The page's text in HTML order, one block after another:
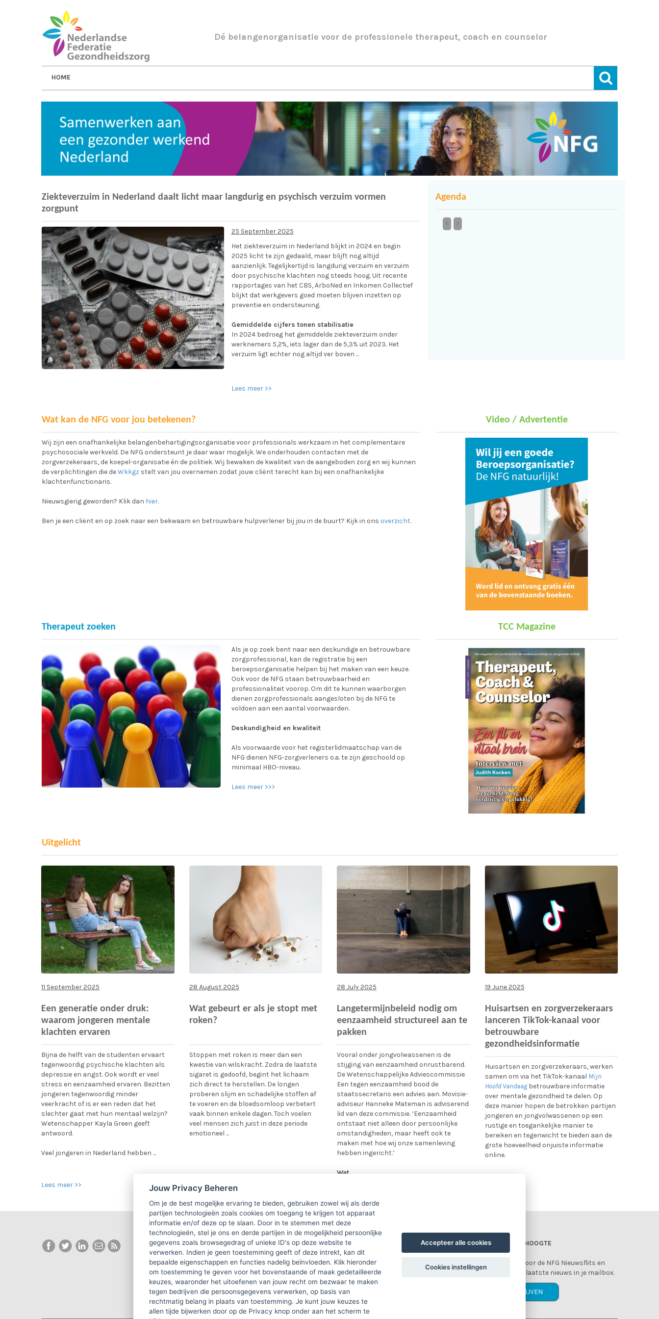
Dé belangenorganisatie voor de professionele therapeut, coach en counselor
HOME
Ziekteverzuim in Nederland daalt licht maar langdurig en psychisch verzuim vormen
zorgpunt
25 September 2025
Het ziekteverzuim in Nederland blijkt in 2024 en begin
2025 licht te zijn gedaald, maar blijft nog altijd
aanzienlijk. Tegelijkertijd is langdurig verzuim en verzuim
door psychische klachten nog steeds hoog. Uit recente
rapportages van het CBS, ArboNed en Inkomen Collectief
blijkt dat werkgevers goed moeten blijven inzetten op
preventie en ondersteuning.
Gemiddelde cijfers tonen stabilisatie
In 2024 bedroeg het gemiddelde ziekteverzuim onder
werknemers 5,2%, iets lager dan de 5,3% uit 2023. Het
verzuim ligt echter nog altijd ver boven ...
Lees meer >>
Agenda
< >
Wat kan de NFG voor jou betekenen?
Wij zijn een onafhankelijke belangenbehartigingsorganisatie voor professionals werkzaam in het complementaire
psychosociale werkveld. De NFG ondersteunt je daar waar mogelijk. We onderhouden contacten met de
zorgverzekeraars, de koepel-organisatie én de politiek. Wij bewaken de kwaliteit van de aangeboden zorg en wij kunnen
de verplichtingen die deWkkgz stelt van jou overnemen zodat jouw cliënt terecht kan bij een onafhankelijke
klachtenfunctionaris.
Nieuwsgierig geworden? Klik dan hier.
Ben je een cliënt en op zoek naar een bekwaam en betrouwbare hulpverlener bij jou in de buurt? Kijk in ons overzicht.
Video / Advertentie
Therapeut zoeken
Als je op zoek bent naar een deskundige en betrouwbare
zorgprofessional, kan de registratie bij een
beroepsorganisatie helpen bij het maken van een keuze.
Ook voor de NFG staan betrouwbaarheid en
professionaliteit voorop. Om dit te kunnen waarborgen
dienen zorgprofessionals aangesloten bij de NFG te
voldoen aan een aantal voorwaarden.
Deskundigheid en kwaliteit
Als voorwaarde voor het registerlidmaatschap van de
NFG dienen NFG-zorgverleners o.a. te zijn geschoold op
minimaal HBO-niveau.
Lees meer >>>
TCC Magazine
Uitgelicht
11 September 2025
Een generatie onder druk:
waarom jongeren mentale
klachten ervaren
Bijna de helft van de studenten ervaart
tegenwoordig psychische klachten als
depressie en angst. Ook wordt er veel
stress en eenzaamheid ervaren. Bezitten
jongeren tegenwoordig minder
veerkracht of is er een reden dat het
slechter gaat met hun mentaal welzijn?
Wetenschapper Kayla Green geeft
antwoord.
Veel jongeren in Nederland hebben ...
Lees meer >>
28 August 2025
Wat gebeurt er als je stopt met
roken?
Stoppen met roken is meer dan een
kwestie van wilskracht. Zodra de laatste
sigaret is gedoofd, begint het lichaam
zich direct te herstellen. De longen
proberen slijm en schadelijke stoffen af
te voeren en de bloedsomloop verbetert
vaak binnen enkele dagen. Toch voelen
veel mensen zich juist in deze periode
emotioneel ...
Lees meer >>
28 July 2025
Langetermijnbeleid nodig om
eenzaamheid structureel aan te
pakken
Vooral onder jongvolwassenen is de
stijging van eenzaamheid onrustbarend.
De Wetenschappelijke Adviescommissie
Een tegen eenzaamheid bood de
staatssecretaris een advies aan. Movisie-
adviseur Hanneke Mateman is adviserend
lid van deze commissie. ‘Eenzaamheid
ontstaat niet alleen door persoonlijke
omstandigheden, maar heeft ook te
maken met hoe wij onze samenleving
hebben ingericht.’
Wat ...
19 June 2025
Huisartsen en zorgverzekeraars
lanceren TikTok-kanaal voor
betrouwbare
gezondheidsinformatie
Huisartsen en zorgverzekeraars, werken
samen om via het TikTok-kanaal Mijn
Hoofd Vandaagbetrouwbare informatie
over mentale gezondheid te delen. Op
deze manier hopen de betrokken partijen
jongeren en jongvolwassenen op een
rustige en toegankelijke manier te
bereiken en tegenwicht te bieden aan de
grote hoeveelheid onjuiste informatie
online.
BLIJF OP DE HOOGTE
Schrijf je in voor de NFG Nieuwsflits en
ontvang het laatste nieuws in je mailbox.
INSCHRIJVEN
Jouw Privacy Beheren
Om je de best mogelijke ervaring te bieden, gebruiken zowel wij als derde
partijen technologieën zoals cookies om toegang te krijgen tot apparaat
informatie en/of deze op te slaan. Door in te stemmen met deze
technologieën, stel je ons en derde partijen in de mogelijkheid persoonlijke
gegevens zoals browsegedrag of unieke ID's op deze website te
verwerken. Indien je geen toestemming geeft of deze intrekt, kan dit
bepaalde eigenschappen en functies nadelig beïnvloeden. Klik hieronder
om toestemming te geven voor het bovenstaande of maak gedetailleerde
keuzes, waaronder het uitoefenen van jouw recht om bezwaar te maken
tegen bedrijven die persoonsgegevens verwerken, op basis van
rechtmatig belang in plaats van toestemming. Je kunt jouw keuzes te
allen tijde bijwerken door op de Privacy knop onder aan het scherm te
Accepteer alle cookies
Cookies instellingen